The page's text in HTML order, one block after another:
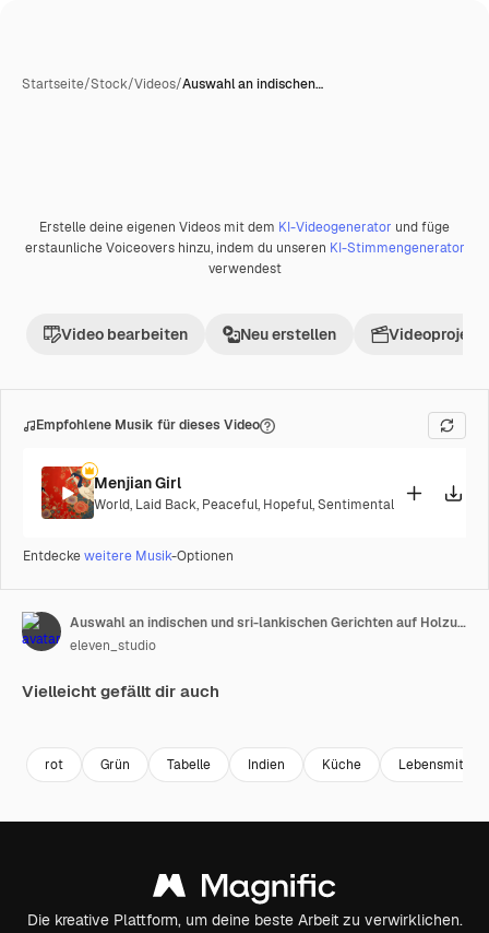
Startseite/Stock/Videos/Auswahl an indischen…
Premium
Erstelle deine eigenen Videos mit dem KI-Videogenerator und füge
erstaunliche Voiceovers hinzu, indem du unseren KI-Stimmengenerator
verwendest
Video bearbeiten Neu erstellen Videoprojekt
Empfohlene Musik für dieses Video
Menjian Girl
World, Laid Back, Peaceful, Hopeful,Sentimental
Entdeckeweitere Musik-Optionen
Auswahl an indischen und sri-lankischen Gerichten auf Holzuntergrund. Speisen und Vorspeisen der indischen Küche: Reis, Linsen, Paneer, Samosa, Gewürze, Masala. Schalen und Teller mit indischem Essen, Hähnchen in der Draufsicht. Hochwertiges 4K-Filmmaterial.
eleven_studio
Vielleicht gefällt dir auch
rot Grün Tabelle Indien Küche Lebensmittel
Die kreative Plattform, um deine beste Arbeit zu verwirklichen.